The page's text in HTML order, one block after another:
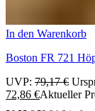
In den Warenkorb
Boston FR 721
UVP: 79,17€
72,86 €Aktueller